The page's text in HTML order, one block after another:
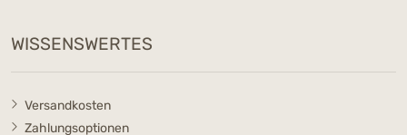
WISSENSWERTES
Versandkosten
Zahlungsoptionen